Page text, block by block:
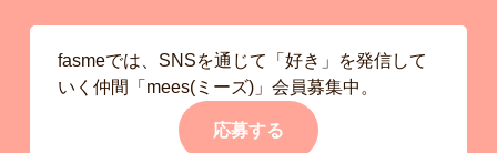
fasmeでは、SNSを通じて「好き」を発信して
いく仲間「mees(ミーズ)」会員募集中。
応募する